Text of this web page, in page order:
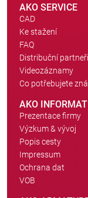
AKO SERVICE
CAD
Ke stažení
FAQ
Distribuční partneři
Videozáznamy
Co potřebujete
AKO
Prezentace firmy
Výzkum & vývoj
Popis cesty
Impressum
Ochrana dat
VOB